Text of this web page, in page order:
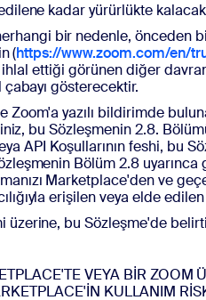
kadar yürürlükte
bir nedenle, önceden
(https://www.zoom.com/en/
ettiği görünen diğer
gösterecektir.
yazılı bildirimde
bu Sözleşmenin 2.8.
API Koşullarının feshi, bu
Bölüm 2.8
Marketplace'den ve
erişilen veya elde
bu Sözleşme'de
VEYA BİR
KULLANIM